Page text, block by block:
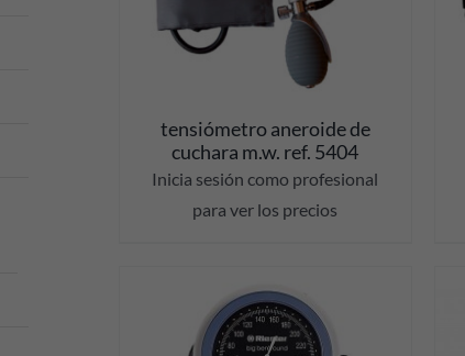
tensiómetro aneroide de
cuchara m.w. ref. 5404
Inicia sesión como profesional
para ver los precios